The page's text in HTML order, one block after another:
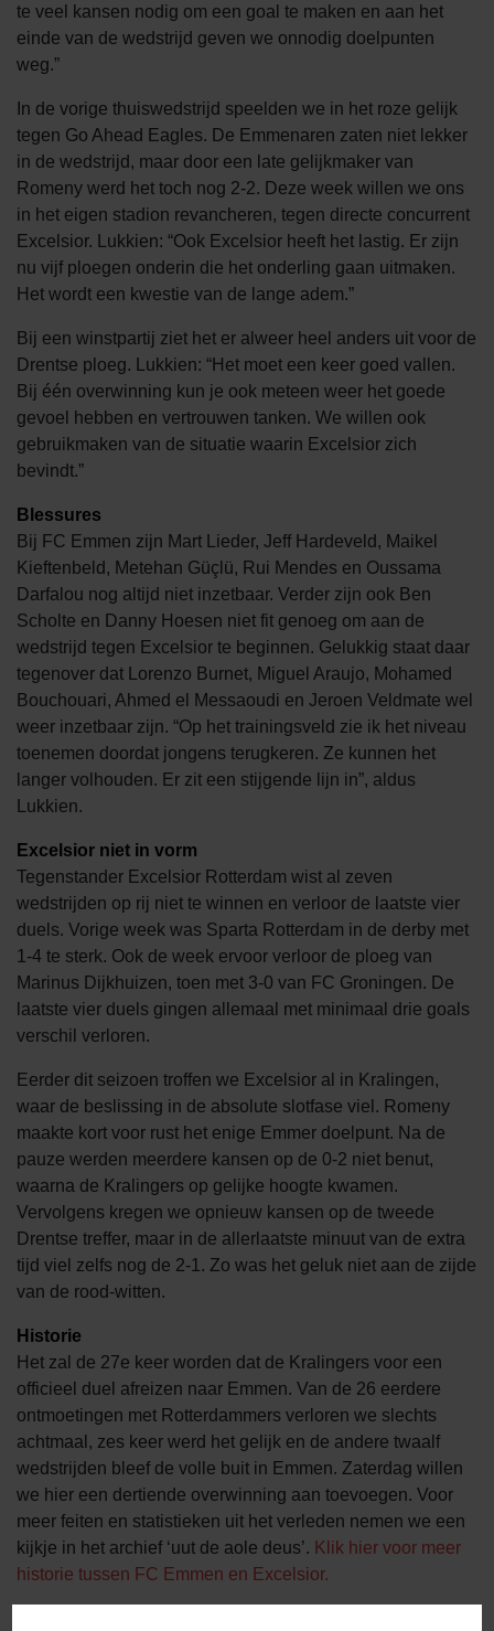
te veel kansen nodig om een goal te maken en aan het
einde van de wedstrijd geven we onnodig doelpunten
weg.”
In de vorige thuiswedstrijd speelden we in het roze gelijk
tegen Go Ahead Eagles. De Emmenaren zaten niet lekker
in de wedstrijd, maar door een late gelijkmaker van
Romeny werd het toch nog 2-2. Deze week willen we ons
in het eigen stadion revancheren, tegen directe concurrent
Excelsior. Lukkien: “Ook Excelsior heeft het lastig. Er zijn
nu vijf ploegen onderin die het onderling gaan uitmaken.
Het wordt een kwestie van de lange adem.”
Bij een winstpartij ziet het er alweer heel anders uit voor de
Drentse ploeg. Lukkien: “Het moet een keer goed vallen.
Bij één overwinning kun je ook meteen weer het goede
gevoel hebben en vertrouwen tanken. We willen ook
gebruikmaken van de situatie waarin Excelsior zich
bevindt.”
Blessures
Bij FC Emmen zijn Mart Lieder, Jeff Hardeveld, Maikel
Kieftenbeld, Metehan Güçlü, Rui Mendes en Oussama
Darfalou nog altijd niet inzetbaar. Verder zijn ook Ben
Scholte en Danny Hoesen niet fit genoeg om aan de
wedstrijd tegen Excelsior te beginnen. Gelukkig staat daar
tegenover dat Lorenzo Burnet, Miguel Araujo, Mohamed
Bouchouari, Ahmed el Messaoudi en Jeroen Veldmate wel
weer inzetbaar zijn. “Op het trainingsveld zie ik het niveau
toenemen doordat jongens terugkeren. Ze kunnen het
langer volhouden. Er zit een stijgende lijn in”, aldus
Lukkien.
Excelsior niet in vorm
Tegenstander Excelsior Rotterdam wist al zeven
wedstrijden op rij niet te winnen en verloor de laatste vier
duels. Vorige week was Sparta Rotterdam in de derby met
1-4 te sterk. Ook de week ervoor verloor de ploeg van
Marinus Dijkhuizen, toen met 3-0 van FC Groningen. De
laatste vier duels gingen allemaal met minimaal drie goals
verschil verloren.
Eerder dit seizoen troffen we Excelsior al in Kralingen,
waar de beslissing in de absolute slotfase viel. Romeny
maakte kort voor rust het enige Emmer doelpunt. Na de
pauze werden meerdere kansen op de 0-2 niet benut,
waarna de Kralingers op gelijke hoogte kwamen.
Vervolgens kregen we opnieuw kansen op de tweede
Drentse treffer, maar in de allerlaatste minuut van de extra
tijd viel zelfs nog de 2-1. Zo was het geluk niet aan de zijde
van de rood-witten.
Historie
Het zal de 27e keer worden dat de Kralingers voor een
officieel duel afreizen naar Emmen. Van de 26 eerdere
ontmoetingen met Rotterdammers verloren we slechts
achtmaal, zes keer werd het gelijk en de andere twaalf
wedstrijden bleef de volle buit in Emmen. Zaterdag willen
we hier een dertiende overwinning aan toevoegen. Voor
meer feiten en statistieken uit het verleden nemen we een
kijkje in het archief ‘uut de aole deus’. Klik hier voor meer
historie tussen FC Emmen en Excelsior.